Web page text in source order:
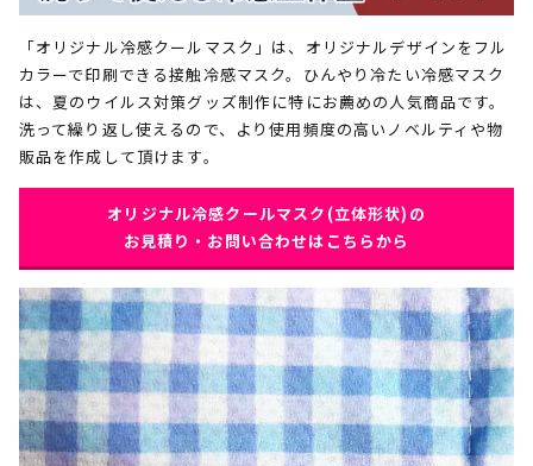
「オリジナル冷感クールマスク」は、オリジナルデザインをフル
カラーで印刷できる接触冷感マスク。ひんやり冷たい冷感マスク
は、夏のウイルス対策グッズ制作に特にお薦めの人気商品です。
洗って繰り返し使えるので、より使用頻度の高いノベルティや物
販品を作成して頂けます。
オリジナル冷感クールマスク(立体形状)の
お見積り・お問い合わせはこちらから